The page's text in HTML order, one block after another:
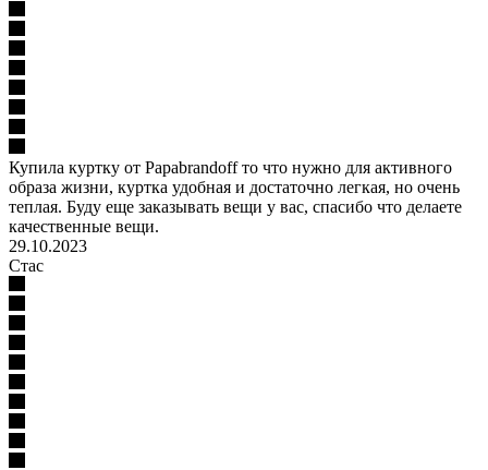
Купила куртку от Papabrandoff то что нужно для активного
образа жизни, куртка удобная и достаточно легкая, но очень
теплая. Буду еще заказывать вещи у вас, спасибо что делаете
качественные вещи.
29.10.2023
Стас